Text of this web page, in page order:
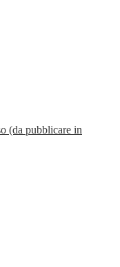
(da pubblicare in